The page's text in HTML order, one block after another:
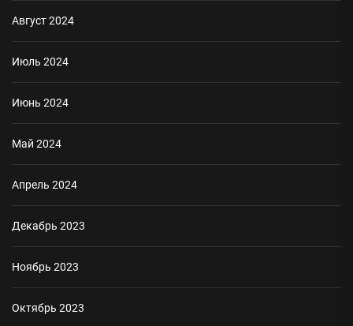
Август 2024
Июль 2024
Июнь 2024
Май 2024
Апрель 2024
Декабрь 2023
Ноябрь 2023
Октябрь 2023